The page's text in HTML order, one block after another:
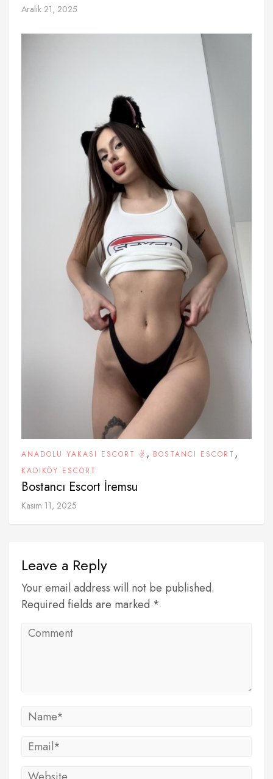
Aralık 21, 2025
ANADOLU YAKASI ESCORT ✌️ , BOSTANCI ESCORT ,
KADIKÖY ESCORT
Bostancı Escort İremsu
Kasım 11, 2025
Leave a Reply
Your email address will not be published.
Required fields are marked *